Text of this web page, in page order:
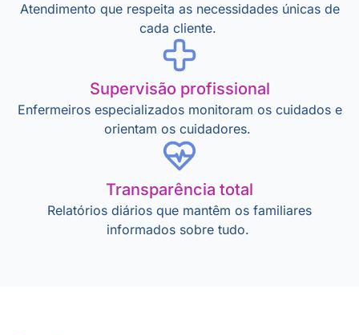
Atendimento que respeita as necessidades únicas de
cada cliente.
Supervisão profissional
Enfermeiros especializados monitoram os cuidados e
orientam os cuidadores.
Transparência total
Relatórios diários que mantêm os familiares
informados sobre tudo.